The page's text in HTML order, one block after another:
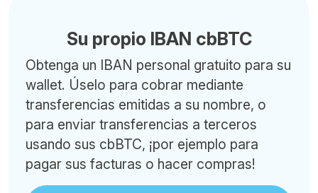
Su propio IBAN cbBTC
Obtenga un IBAN personal gratuito para su
wallet. Úselo para cobrar mediante
transferencias emitidas a su nombre, o
para enviar transferencias a terceros
usando sus cbBTC, ¡por ejemplo para
pagar sus facturas o hacer compras!